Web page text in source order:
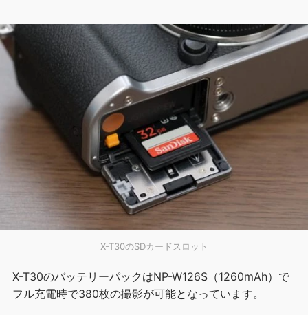
X-T30のSDカードスロット
X-T30のバッテリーパックはNP-W126S（1260mAh）で
フル充電時で380枚の撮影が可能となっています。